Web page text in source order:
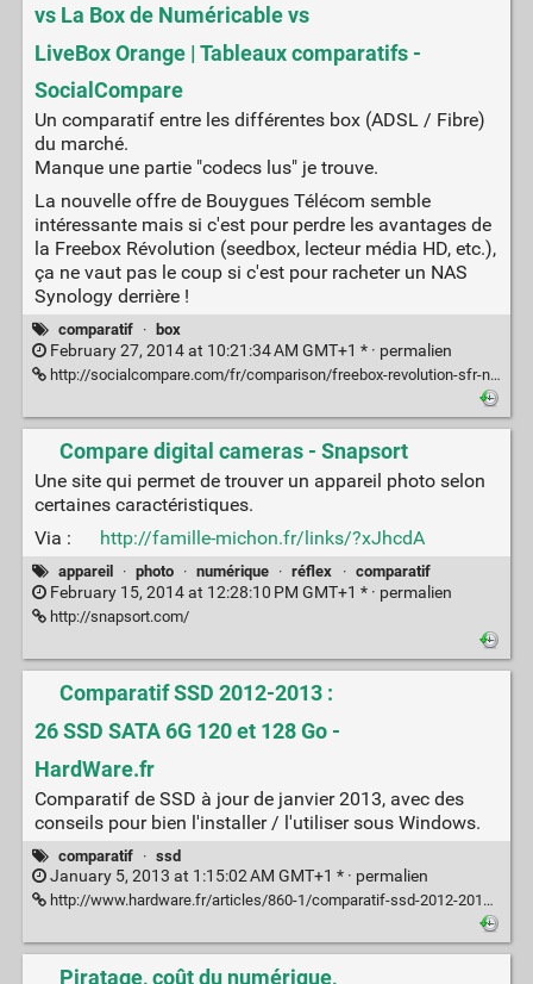
vs La Box de Numéricable vs
LiveBox Orange | Tableaux comparatifs -
SocialCompare
Un comparatif entre les différentes box (ADSL / Fibre)
du marché.
Manque une partie "codecs lus" je trouve.
La nouvelle offre de Bouygues Télécom semble
intéressante mais si c'est pour perdre les avantages de
la Freebox Révolution (seedbox, lecteur média HD, etc.),
ça ne vaut pas le coup si c'est pour racheter un NAS
Synology derrière !
comparatif · box
February 27, 2014 at 10:21:34 AM GMT+1 * · permalien
http://socialcompare.com/fr/comparison/freebox-revolution-sfr-neufbox-evolution-bbox-sensation-numericable
Compare digital cameras - Snapsort
Une site qui permet de trouver un appareil photo selon
certaines caractéristiques.
Via :
http://famille-michon.fr/links/?xJhcdA
appareil · photo · numérique · réflex · comparatif
February 15, 2014 at 12:28:10 PM GMT+1 * · permalien
http://snapsort.com/
Comparatif SSD 2012-2013 :
26 SSD SATA 6G 120 et 128 Go -
HardWare.fr
Comparatif de SSD à jour de janvier 2013, avec des
conseils pour bien l'installer / l'utiliser sous Windows.
comparatif · ssd
January 5, 2013 at 1:15:02 AM GMT+1 * · permalien
http://www.hardware.fr/articles/860-1/comparatif-ssd-2012-2013-26-ssd-sata-6g-120-128-go.html
Piratage, coût du numérique,